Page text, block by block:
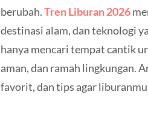
berubah.Tren Liburan 2026
destinasi alam, dan teknologi
hanya mencari tempat cantik
aman, dan ramah lingkungan.
favorit, dan tips agar